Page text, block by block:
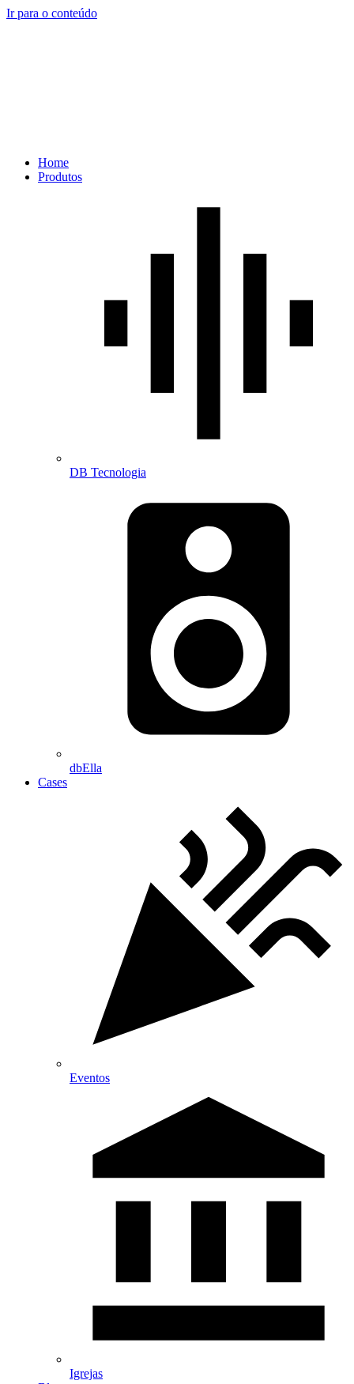
Ir para o conteúdo
Home
Produtos
DB Tecnologia
dbElla
Cases
Eventos
Igrejas